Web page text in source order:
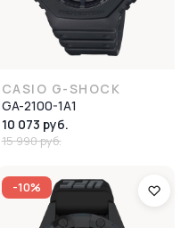
CASIO G-SHOCK
GA-2100-1A1
10 073 руб.
15 990 руб.
-10%